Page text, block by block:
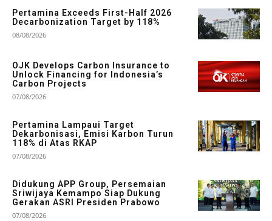
Pertamina Exceeds First-Half 2026
Decarbonization Target by 118%
08/08/2026
OJK Develops Carbon Insurance to
Unlock Financing for Indonesia’s
Carbon Projects
07/08/2026
Pertamina Lampaui Target
Dekarbonisasi, Emisi Karbon Turun
118% di Atas RKAP
07/08/2026
Didukung APP Group, Persemaian
Sriwijaya Kemampo Siap Dukung
Gerakan ASRI Presiden Prabowo
07/08/2026